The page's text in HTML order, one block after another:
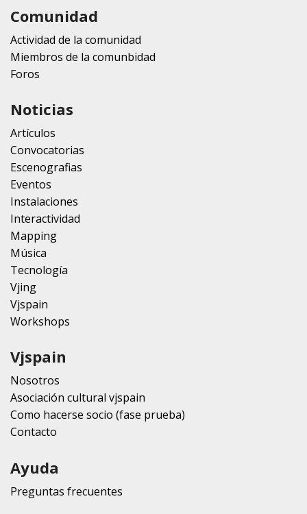
Comunidad
Actividad de la comunidad
Miembros de la comunbidad
Foros
Noticias
Artículos
Convocatorias
Escenografias
Eventos
Instalaciones
Interactividad
Mapping
Música
Tecnología
Vjing
Vjspain
Workshops
Vjspain
Nosotros
Asociación cultural vjspain
Como hacerse socio (fase prueba)
Contacto
Ayuda
Preguntas frecuentes